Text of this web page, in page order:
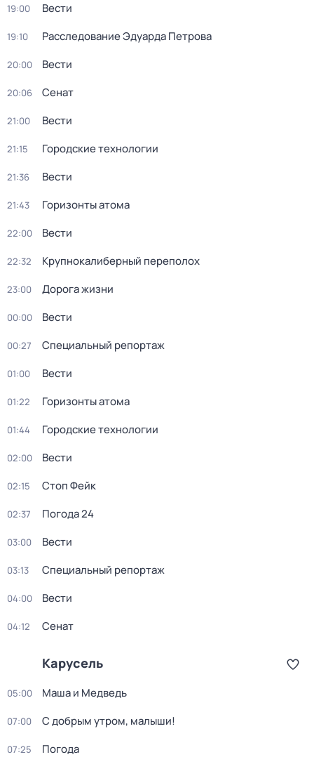
19:00 Вести
19:10 Расследование Эдуарда Петрова
20:00 Вести
20:06 Сенат
21:00 Вести
21:15 Городские технологии
21:36 Вести
21:43 Горизонты атома
22:00 Вести
22:32 Крупнокалиберный переполох
23:00 Дорога жизни
00:00 Вести
00:27 Специальный репортаж
01:00 Вести
01:22 Горизонты атома
01:44 Городские технологии
02:00 Вести
02:15 Стоп Фейк
02:37 Погода 24
03:00 Вести
03:13 Специальный репортаж
04:00 Вести
04:12 Сенат
Карусель
05:00 Маша и Медведь
07:00 С добрым утром, малыши!
07:25 Погода